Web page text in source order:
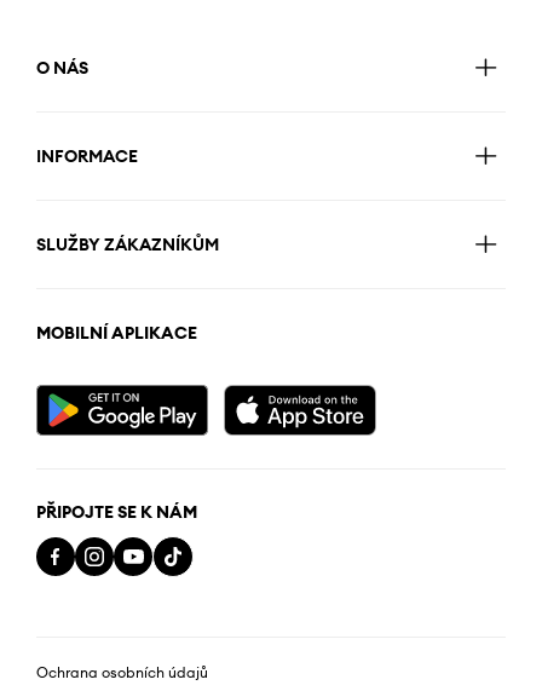
O NÁS
INFORMACE
SLUŽBY ZÁKAZNÍKŮM
MOBILNÍ APLIKACE
PŘIPOJTE SE K NÁM
Ochrana osobních údajů